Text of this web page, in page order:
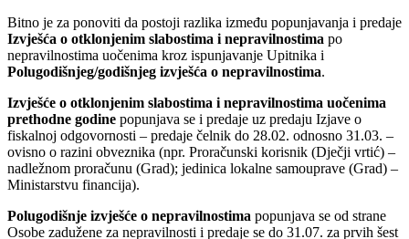
Bitno je za ponoviti da postoji razlika između popunjavanja i predaje
Izvješća o otklonjenim slabostima i nepravilnostima po
nepravilnostima uočenima kroz ispunjavanje Upitnika i
Polugodišnjeg/godišnjeg izvješća o nepravilnostima.
Izvješće o otklonjenim slabostima i nepravilnostima uočenima
prethodne godine popunjava se i predaje uz predaju Izjave o
fiskalnoj odgovornosti – predaje čelnik do 28.02. odnosno 31.03. –
ovisno o razini obveznika (npr. Proračunski korisnik (Dječji vrtić) –
nadležnom proračunu (Grad); jedinica lokalne samouprave (Grad) –
Ministarstvu financija).
Polugodišnje izvješće o nepravilnostima popunjava se od strane
Osobe zadužene za nepravilnosti i predaje se do 31.07. za prvih šest